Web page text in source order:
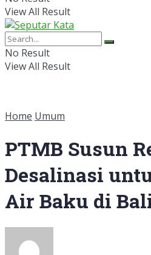
View All Result
No Result
View All Result
Home Umum
PTMB Susun
Desalinasi
Air Baku di